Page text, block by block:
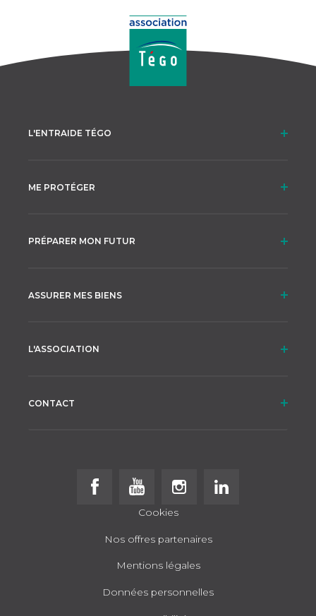
L'ENTRAIDE TÉGO
ME PROTÉGER
PRÉPARER MON FUTUR
ASSURER MES BIENS
L'ASSOCIATION
CONTACT
Cookies
Nos offres partenaires
Mentions légales
Données personnelles
Follow us on Facebook
Follow us on Youtube
Follow us on Instagram
Follow us on